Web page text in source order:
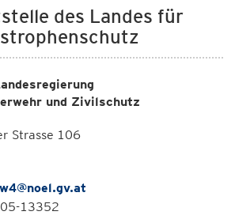
des Landes für
und Zivilschutz
Strasse 106
13352